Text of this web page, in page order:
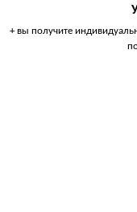
+ вы получите